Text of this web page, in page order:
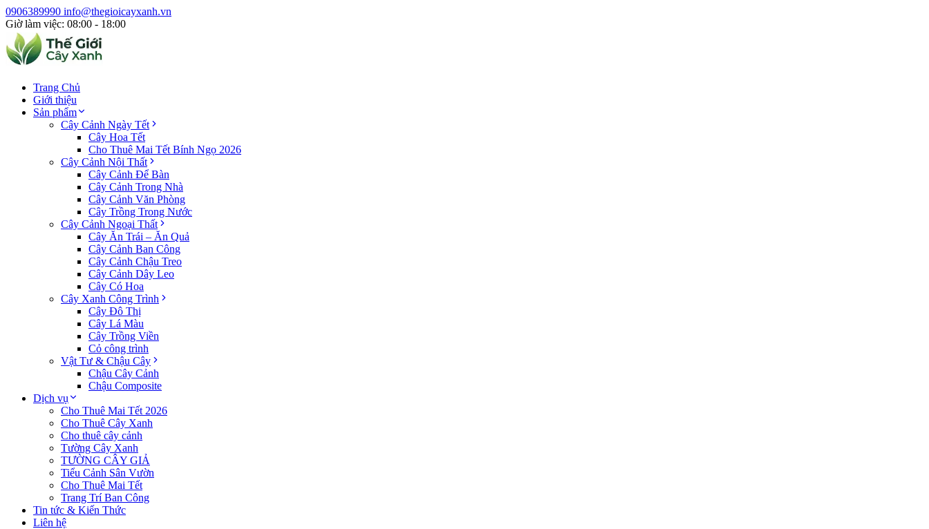
0906389990 info@thegioicayxanh.vn
Giờ làm việc: 08:00 - 18:00
Trang Chủ
Giới thiệu
Sản phẩm
Cây Cảnh Ngày Tết
Cây Hoa Tết
Cho Thuê Mai Tết Bính Ngọ 2026
Cây Cảnh Nội Thất
Cây Cảnh Để Bàn
Cây Cảnh Trong Nhà
Cây Cảnh Văn Phòng
Cây Trồng Trong Nước
Cây Cảnh Ngoại Thất
Cây Ăn Trái – Ăn Quả
Cây Cảnh Ban Công
Cây Cảnh Chậu Treo
Cây Cảnh Dây Leo
Cây Có Hoa
Cây Xanh Công Trình
Cây Đô Thị
Cây Lá Màu
Cây Trồng Viền
Cỏ công trình
Vật Tư & Chậu Cây
Chậu Cây Cảnh
Chậu Composite
Dịch vụ
Cho Thuê Mai Tết 2026
Cho Thuê Cây Xanh
Cho thuê cây cảnh
Tường Cây Xanh
TƯỜNG CÂY GIẢ
Tiểu Cảnh Sân Vườn
Cho Thuê Mai Tết
Trang Trí Ban Công
Tin tức & Kiến Thức
Liên hệ